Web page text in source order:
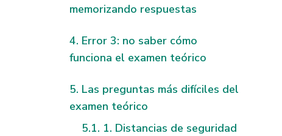
memorizando respuestas
Error 3: no saber cómo
funciona el examen teórico
Las preguntas más difíciles del
examen teórico
1. Distancias de seguridad